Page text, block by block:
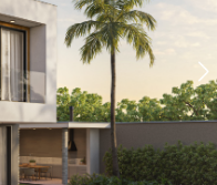
Twitter